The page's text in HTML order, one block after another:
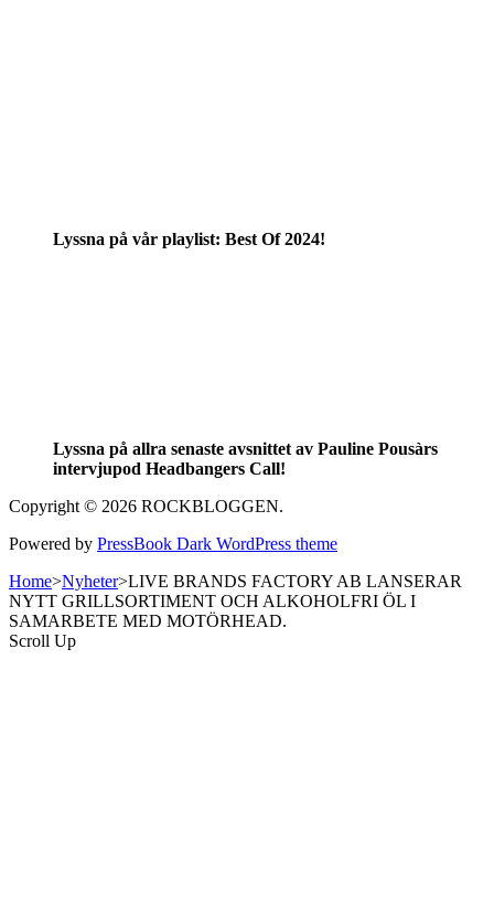
Lyssna på vår playlist: Best Of 2024!
Lyssna på allra senaste avsnittet av Pauline Pousàrs
intervjupod Headbangers Call!
Copyright © 2026 ROCKBLOGGEN.
Powered by PressBook Dark WordPress theme
Home>Nyheter>LIVE BRANDS FACTORY AB LANSERAR
NYTT GRILLSORTIMENT OCH ALKOHOLFRI ÖL I
SAMARBETE MED MOTÖRHEAD.
Scroll Up